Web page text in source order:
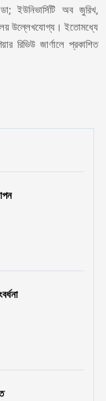
ইউনিভার্সিটি অব জুরিখ,
উল্লেখযোগ্য। ইতোমধ্যে
রিভিউ জার্ণালে প্রকাশিত